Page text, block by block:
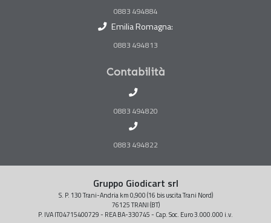
0883 494884
Emilia Romagna:
0883 494813
Contabilità
0883 494820
0883 494822
Gruppo Giodicart srl
S. P. 130 Trani-Andria km 0,900 (16 bis uscita Trani Nord)
76125 TRANI (BT)
P. IVA IT04715400729 - REA BA-330745 - Cap. Soc. Euro 3.000.000 i.v.